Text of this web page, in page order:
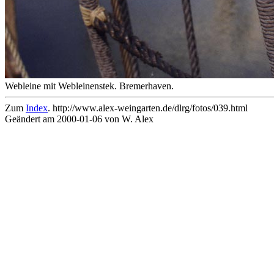
Webleine mit Webleinenstek. Bremerhaven.
Zum Index. http://www.alex-weingarten.de/dlrg/fotos/039.html
Geändert am 2000-01-06 von W. Alex